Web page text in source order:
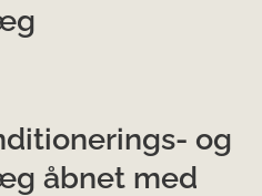
og
åbnet med